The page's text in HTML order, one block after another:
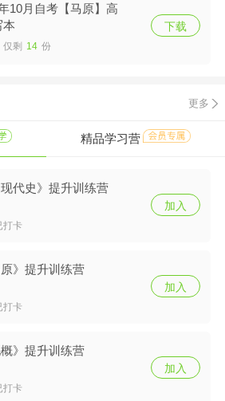
10月自考【马原】高
本
剩 14 份
下载
更多
精品学习营
代史》提升训练营
打卡
加入
》提升训练营
打卡
加入
》提升训练营
打卡
加入